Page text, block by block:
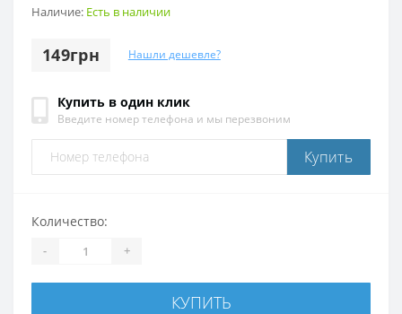
Наличие: Есть в наличии
149грн Нашли дешевле?
Купить в один клик
Введите номер телефона и мы перезвоним
Купить
Количество:
- +
КУПИТЬ